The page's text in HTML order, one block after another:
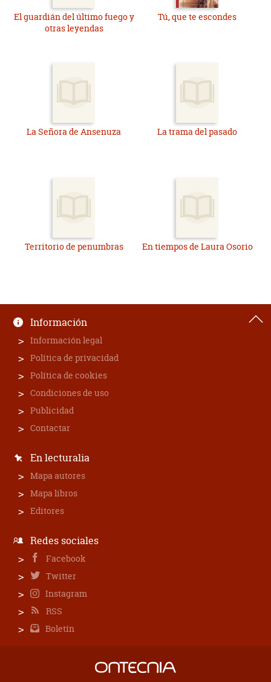
El guardián del último fuego y
otras leyendas
Tú, que te escondes
La Señora de Ansenuza La trama del pasado
Territorio de penumbras En tiempos de Laura Osorio
Información
Información legal
Política de privacidad
Política de cookies
Condiciones de uso
Publicidad
Contactar
En lecturalia
Mapa autores
Mapa libros
Editores
Redes sociales
Facebook
Twitter
Instagram
RSS
Boletín